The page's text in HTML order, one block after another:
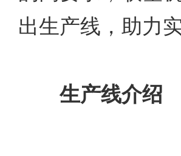
出生产线，助力
生产线介绍